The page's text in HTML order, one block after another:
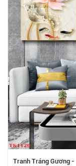
Tranh Tráng Gương -